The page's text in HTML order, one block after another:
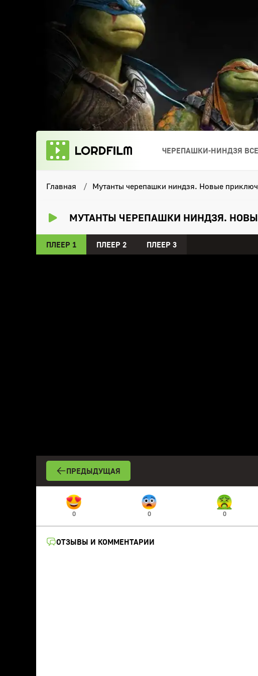
ЧЕРЕПАШКИ-НИНДЗЯ
Главная Мутанты черепашки ниндзя. Новые
МУТАНТЫ ЧЕРЕПАШКИ НИНДЗЯ.
ПЛЕЕР 1 ПЛЕЕР 2 ПЛЕЕР 3
ПРЕДЫДУЩАЯ
0 0 0
ОТЗЫВЫ И КОММЕНТАРИИ